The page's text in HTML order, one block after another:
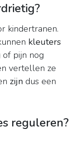
kindertranen.
kleuters
pijn nog
vertellen ze
zijn dus een
reguleren?